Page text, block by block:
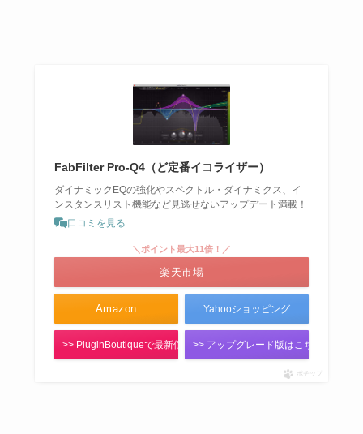
FabFilter Pro-Q4（ど定番イコライザー）
ダイナミックEQの強化やスペクトル・ダイナミクス、イ
ンスタンスリスト機能など見逃せないアップデート満載！
口コミを見る
Amazon
＼ポイント最大11倍！／
楽天市場
Yahooショッピング
>> PluginBoutiqueで最新価格をチェック！>> アップグレード版はこちら
ポチップ